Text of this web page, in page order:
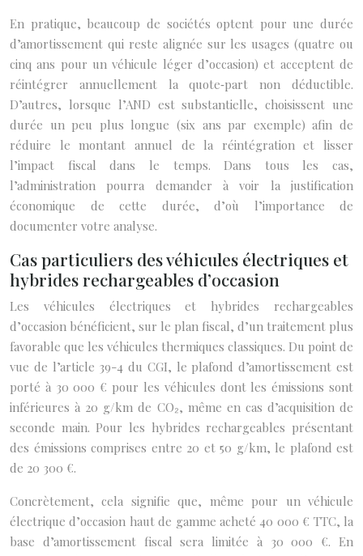
En pratique, beaucoup de sociétés optent pour une durée
d’amortissement qui reste alignée sur les usages (quatre ou
cinq ans pour un véhicule léger d’occasion) et acceptent de
réintégrer annuellement la quote‑part non déductible.
D’autres, lorsque l’AND est substantielle, choisissent une
durée un peu plus longue (six ans par exemple) afin de
réduire le montant annuel de la réintégration et lisser
l’impact fiscal dans le temps. Dans tous les cas,
l’administration pourra demander à voir la justification
économique de cette durée, d’où l’importance de
documenter votre analyse.
Cas particuliers des véhicules électriques et
hybrides rechargeables d’occasion
Les véhicules électriques et hybrides rechargeables
d’occasion bénéficient, sur le plan fiscal, d’un traitement plus
favorable que les véhicules thermiques classiques. Du point de
vue de l’article 39-4 du CGI, le plafond d’amortissement est
porté à 30 000 € pour les véhicules dont les émissions sont
inférieures à 20 g/km de CO₂, même en cas d’acquisition de
seconde main. Pour les hybrides rechargeables présentant
des émissions comprises entre 20 et 50 g/km, le plafond est
de 20 300 €.
Concrètement, cela signifie que, même pour un véhicule
électrique d’occasion haut de gamme acheté 40 000 € TTC, la
base d’amortissement fiscal sera limitée à 30 000 €. En